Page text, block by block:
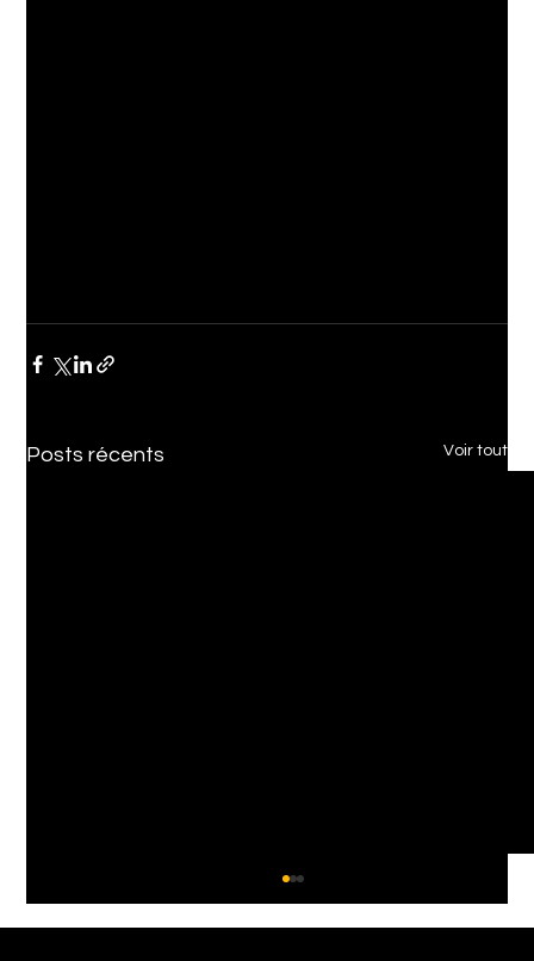
Posts récents Voir tout